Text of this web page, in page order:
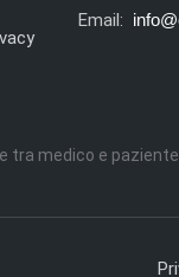
Email:
tra medico e paziente.